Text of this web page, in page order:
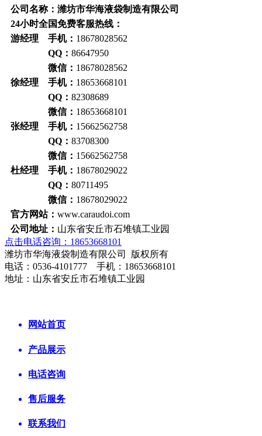
公司名称：潍坊市华海液袋制造有限公司
24小时全国免费客服热线：
游经理 手机： 18678028562
QQ： 86647950
微信： 18678028562
徐经理 手机： 18653668101
QQ： 82308689
微信： 18653668101
张经理 手机： 15662562758
QQ： 83708300
微信： 15662562758
杜经理 手机： 18678029022
QQ： 80711495
微信： 18678029022
官方网站： www.caraudoi.com
公司地址： 山东省安丘市石堆镇工业园
点击电话咨询：18653668101
潍坊市华海液袋制造有限公司 版权所有
电话：0536-4101777 手机：18653668101
地址：山东省安丘市石堆镇工业园
网站首页
产品展示
电话咨询
售后服务
联系我们